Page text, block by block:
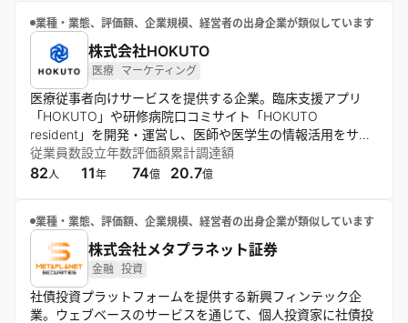
業種・業態、評価額、企業規模、経営者の出身企業が類似しています
株式会社HOKUTO
医療 マーケティング
医療従事者向けサービスを提供する企業。臨床支援アプリ
「HOKUTO」や研修病院口コミサイト「HOKUTO
resident」を開発・運営し、医師や医学生の情報活用をサポ
ート。製薬企業向けにデジタルマーケティング支援も展開。
医療従事者の負担軽減とアウトカム向上を通じ、より多くの
従業員数
82 人
設立年数
11年
評価額
74億
累計調達額
20.7億
業種・業態、評価額、企業規模、経営者の出身企業が類似しています
株式会社メタプラネット証券
金融 投資
社債投資プラットフォームを提供する新興フィンテック企
業。ウェブベースのサービスを通じて、個人投資家に社債投